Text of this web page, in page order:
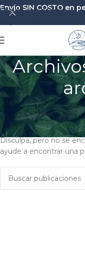
Skip to navigation
Nada
Disculpa, pero no se
ayude a encontrar una
Envío SIN COSTO en